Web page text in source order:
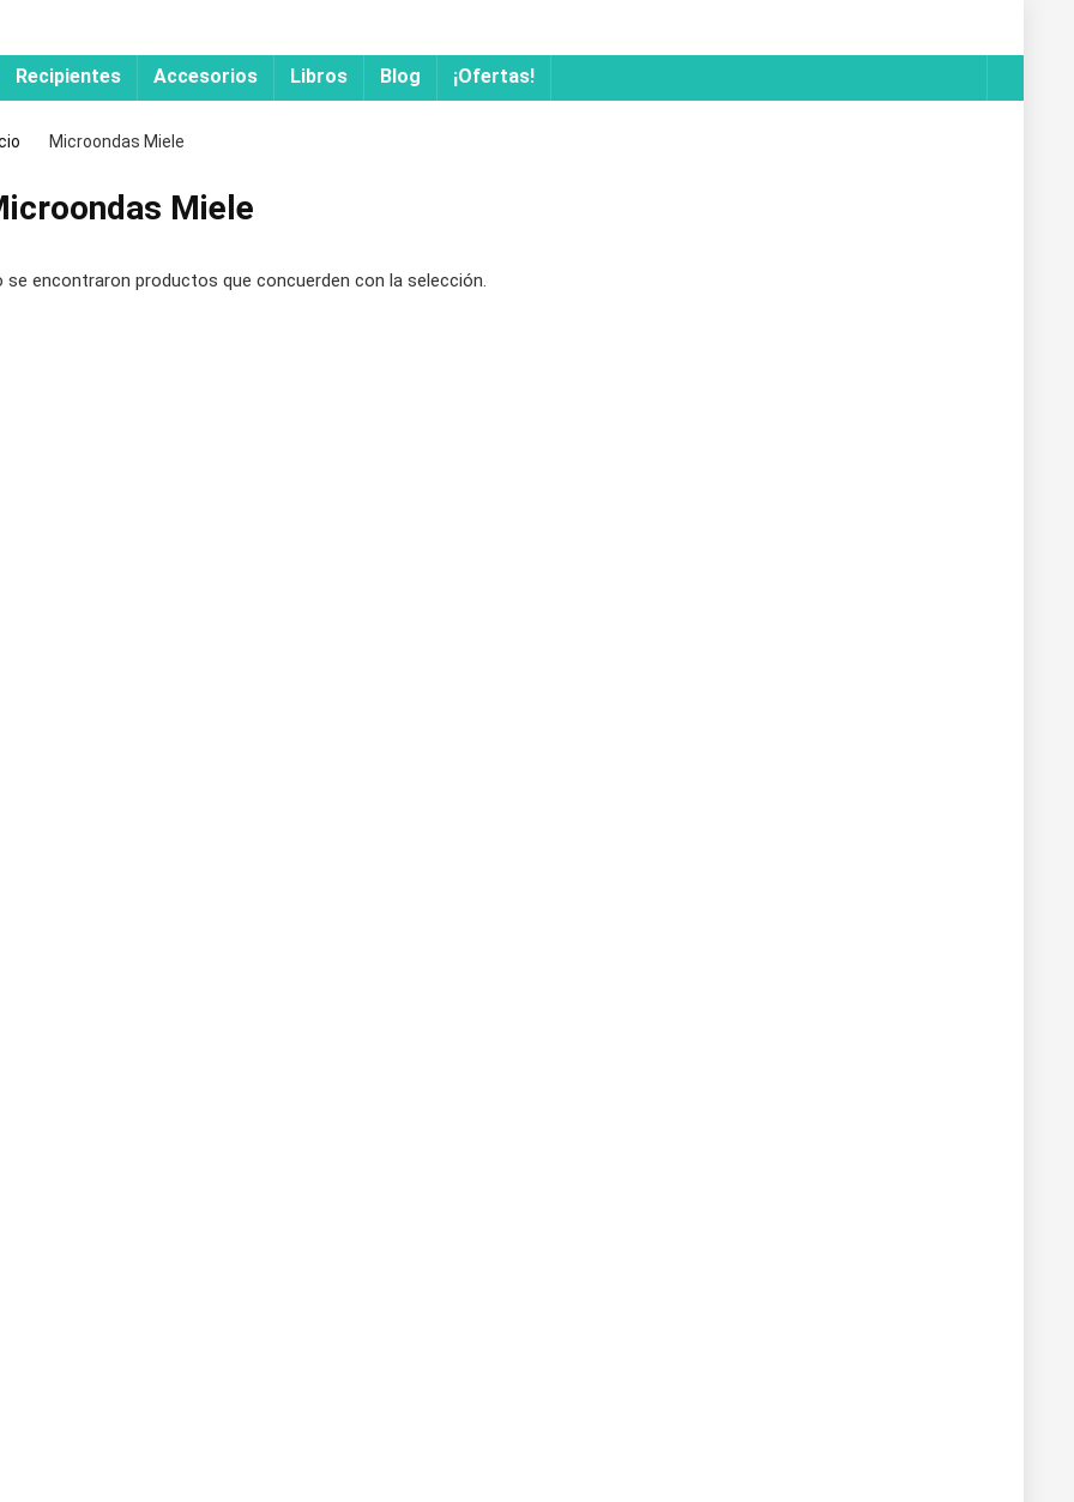
Recipientes Accesorios Libros Blog ¡Ofertas!
Microondas Miele
Miele
se encontraron productos que concuerden con la selección.